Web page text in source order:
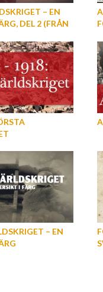
– EN
DEL 2 (FRÅN
– EN